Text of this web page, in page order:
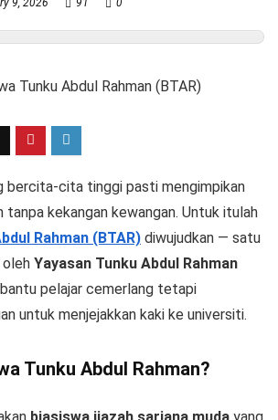
9, 2026 91 0
bercita-cita tinggi pasti mengimpikan
tanpa kekangan kewangan. Untuk itulah
Rahman (BTAR) diwujudkan — satu
Yayasan Tunku Abdul Rahman
pelajar cemerlang tetapi
untuk menjejakkan kaki ke universiti.
Tunku Abdul Rahman?